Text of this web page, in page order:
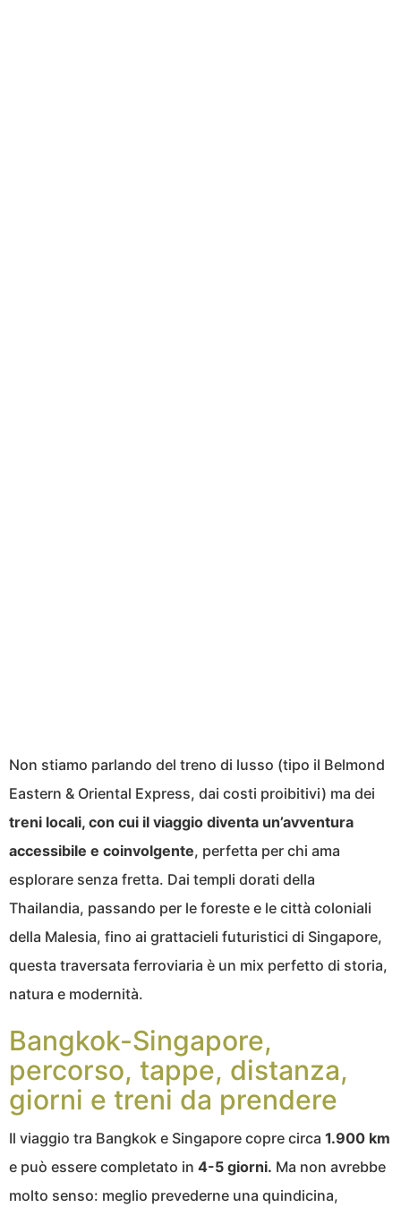
Non stiamo parlando del treno di lusso (tipo il Belmond
Eastern & Oriental Express, dai costi proibitivi) ma dei
treni locali, con cui il viaggio diventa un’avventura
accessibile e coinvolgente, perfetta per chi ama
esplorare senza fretta. Dai templi dorati della
Thailandia, passando per le foreste e le città coloniali
della Malesia, fino ai grattacieli futuristici di Singapore,
questa traversata ferroviaria è un mix perfetto di storia,
natura e modernità.
Bangkok-Singapore,
percorso, tappe, distanza,
giorni e treni da prendere
Il viaggio tra Bangkok e Singapore copre circa 1.900 km
e può essere completato in 4-5 giorni. Ma non avrebbe
molto senso: meglio prevederne una quindicina,